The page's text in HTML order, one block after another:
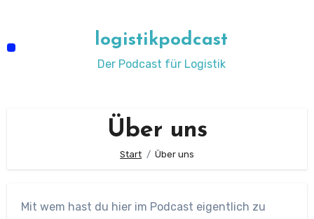
springen
logistikpodcast
Der Podcast für Logistik
Über uns
Start Über uns
Mit wem hast du hier im Podcast eigentlich zu